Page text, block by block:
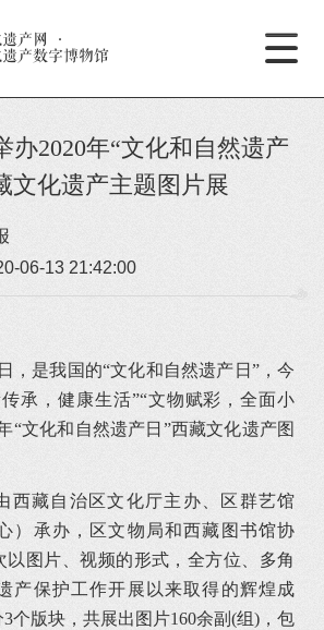
产网
·
产数字博物馆
办2020年“文化和自然遗产
文化遗产主题图片展
06-13 21:42:00
，是我国的“文化和自然遗产日”，今
承，健康生活”“文物赋彩，全面小
“文化和自然遗产日”西藏文化遗产图
西藏自治区文化厅主办、区群艺馆
）承办，区文物局和西藏图书馆协
以图片、视频的形式，全方位、多角
产保护工作开展以来取得的辉煌成
个版块，共展出图片160余副(组)，包